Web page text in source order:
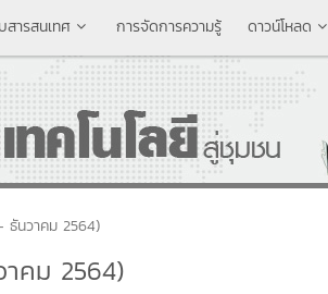
สารสนเทศ การจัดการความรู้ ดาวน์โหลด
นวาคม 2564)
คม 2564)